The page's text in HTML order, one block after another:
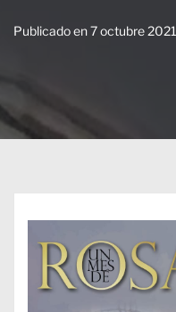
Publicado en7 octubre 2021